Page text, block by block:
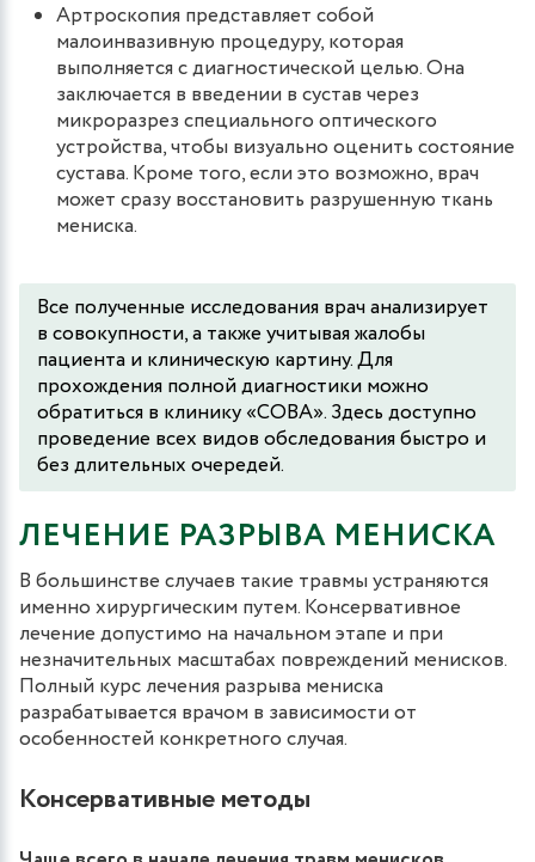
Артроскопия представляет собой
малоинвазивную процедуру, которая
выполняется с диагностической целью. Она
заключается в введении в сустав через
микроразрез специального оптического
устройства, чтобы визуально оценить состояние
сустава. Кроме того, если это возможно, врач
может сразу восстановить разрушенную ткань
мениска.
Все полученные исследования врач анализирует
в совокупности, а также учитывая жалобы
пациента и клиническую картину. Для
прохождения полной диагностики можно
обратиться в клинику «СОВА». Здесь доступно
проведение всех видов обследования быстро и
без длительных очередей.
ЛЕЧЕНИЕ РАЗРЫВА МЕНИСКА
В большинстве случаев такие травмы устраняются
именно хирургическим путем. Консервативное
лечение допустимо на начальном этапе и при
незначительных масштабах повреждений менисков.
Полный курс лечения разрыва мениска
разрабатывается врачом в зависимости от
особенностей конкретного случая.
Консервативные методы